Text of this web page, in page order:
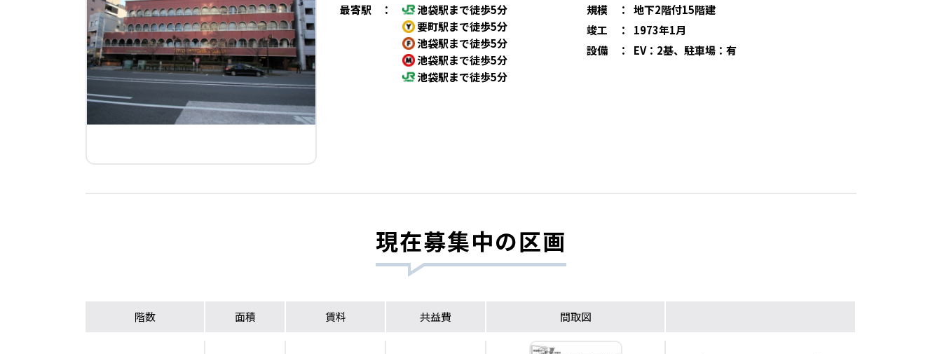
最寄駅
：
池袋駅まで徒歩5分
要町駅まで徒歩5分
池袋駅まで徒歩5分
池袋駅まで徒歩5分
池袋駅まで徒歩5分
規模
：
地下2階付15階建
竣工
：
1973年1月
設備
： EV：2基、駐車場：有
現在募集中の区画
階数 面積 賃料 共益費 間取図